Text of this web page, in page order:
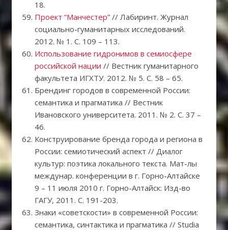
18.
Проект “Манчестер” // Лабиринт. Журнал
социально-гуманитарных исследований.
2012. № 1. С. 109 – 113.
Использование гидронимов в семиосфере
российской нации // Вестник гуманитарного
факультета ИГХТУ. 2012. № 5. С. 58 – 65.
Брендинг городов в современной России:
семантика и прагматика // Вестник
Ивановского университета. 2011. № 2. С. 37 –
46.
Конструирование бренда города и региона в
России: семиотический аспект // Диалог
культур: поэтика локального текста. Мат-лы
междунар. конференции в г. Горно-Алтайске
9 – 11 июля 2010 г. Горно-Алтайск: Изд-во
ГАГУ, 2011. C. 191-203.
Знаки «советскости» в современной России:
семантика, синтактика и прагматика // Studia